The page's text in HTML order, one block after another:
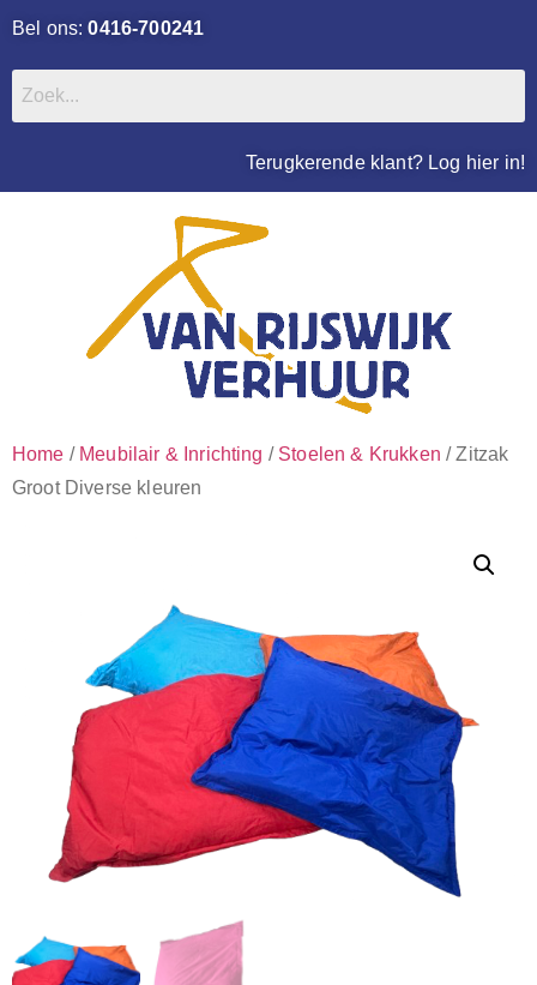
Bel ons:0416-700241
Terugkerende klant? Log hier in!
Home / Meubilair & Inrichting / Stoelen & Krukken / Zitzak
Groot Diverse kleuren